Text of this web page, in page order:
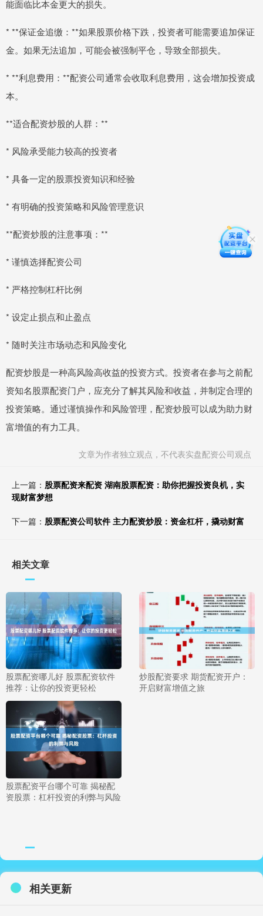
能面临比本金更大的损失。
* **保证金追缴：**如果股票价格下跌，投资者可能需要追加保证
金。如果无法追加，可能会被强制平仓，导致全部损失。
* **利息费用：**配资公司通常会收取利息费用，这会增加投资成
本。
**适合配资炒股的人群：**
* 风险承受能力较高的投资者
* 具备一定的股票投资知识和经验
* 有明确的投资策略和风险管理意识
**配资炒股的注意事项：**
* 谨慎选择配资公司
* 严格控制杠杆比例
* 设定止损点和止盈点
* 随时关注市场动态和风险变化
配资炒股是一种高风险高收益的投资方式。投资者在参与之前配
资知名股票配资门户，应充分了解其风险和收益，并制定合理的
投资策略。通过谨慎操作和风险管理，配资炒股可以成为助力财
富增值的有力工具。
文章为作者独立观点，不代表实盘配资公司观点
上一篇： 股票配资来配资 湖南股票配资：助你把握投资良机，实
现财富梦想
下一篇： 股票配资公司软件 主力配资炒股：资金杠杆，撬动财富
相关文章
股票配资哪儿好 股票配资软件
推荐：让你的投资更轻松
炒股配资要求 期货配资开户：
开启财富增值之旅
股票配资平台哪个可靠 揭秘配
资股票：杠杆投资的利弊与风险
相关更新